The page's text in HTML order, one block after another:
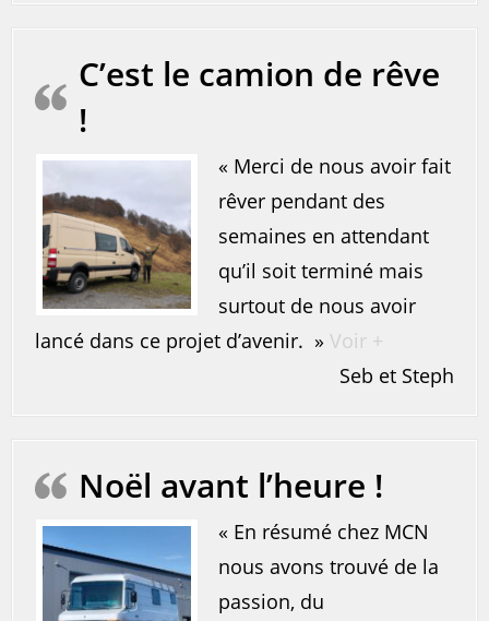
C’est le camion de rêve
!
« Merci de nous avoir fait
rêver pendant des
semaines en attendant
qu’il soit terminé mais
surtout de nous avoir
lancé dans ce projet d’avenir. » Voir +
Seb et Steph
Noël avant l’heure !
« En résumé chez MCN
nous avons trouvé de la
passion, du